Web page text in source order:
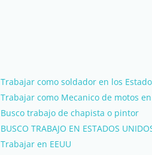
Trabajar como soldador en los
Trabajar como Mecanico de motos en
Busco trabajo de chapista o pintor
BUSCO TRABAJO EN ESTADOS
Trabajar en EEUU